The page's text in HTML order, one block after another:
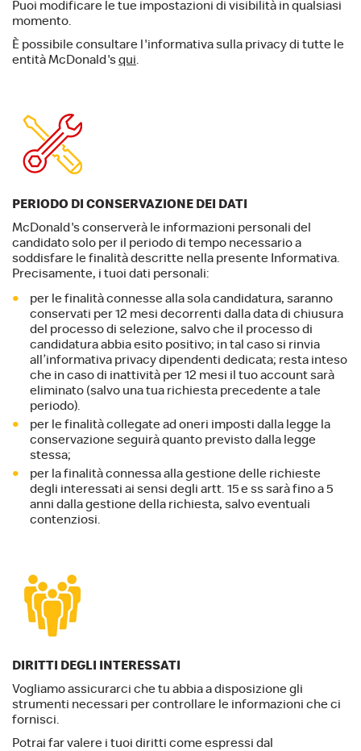
Puoi modificare le tue impostazioni di visibilità in qualsiasi
momento.
È possibile consultare l'informativa sulla privacy di tutte le
entità McDonald'squi
PERIODO DI CONSERVAZIONE DEI DATI
McDonald's conserverà le informazioni personali del
candidato solo per il periodo di tempo necessario a
soddisfare le finalità descritte nella presente Informativa.
Precisamente, i tuoi dati personali:
per le finalità connesse alla sola candidatura, saranno
conservati per 12 mesi decorrenti dalla data di chiusura
del processo di selezione, salvo che il processo di
candidatura abbia esito positivo; in tal caso si rinvia
all’informativa privacy dipendenti dedicata; resta inteso
che in caso di inattività per 12 mesi il tuo account sarà
eliminato (salvo una tua richiesta precedente a tale
periodo).
per le finalità collegate ad oneri imposti dalla legge la
conservazione seguirà quanto previsto dalla legge
stessa;
per la finalità connessa alla gestione delle richieste
degli interessati ai sensi degli artt. 15 e ss sarà fino a 5
anni dalla gestione della richiesta, salvo eventuali
contenziosi.
DIRITTI DEGLI INTERESSATI
Vogliamo assicurarci che tu abbia a disposizione gli
strumenti necessari per controllare le informazioni che ci
fornisci.
Potrai far valere i tuoi diritti come espressi dal